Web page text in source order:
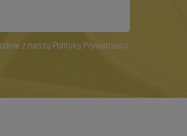
z naszą Polityką Prywatności.